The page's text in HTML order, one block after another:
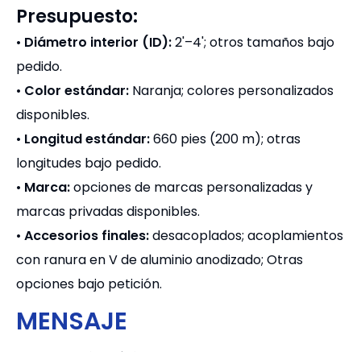
Presupuesto:
• Diámetro interior (ID):2'–4'; otros tamaños bajo
pedido.
• Color estándar: Naranja; colores personalizados
disponibles.
• Longitud estándar:660 pies (200 m); otras
longitudes bajo pedido.
• Marca:opciones de marcas personalizadas y
marcas privadas disponibles.
• Accesorios finales:desacoplados; acoplamientos
con ranura en V de aluminio anodizado; Otras
opciones bajo petición.
MENSAJE